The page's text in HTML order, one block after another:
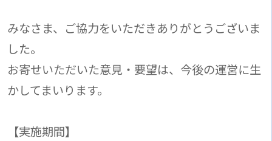
みなさま、ご協力をいただきありがとうございま
した。
お寄せいただいた意見・要望は、今後の運営に生
かしてまいります。
【実施期間】